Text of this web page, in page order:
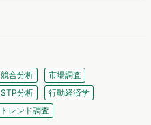
競合分析
市場調査
STP分析
行動経済学
トレンド調査